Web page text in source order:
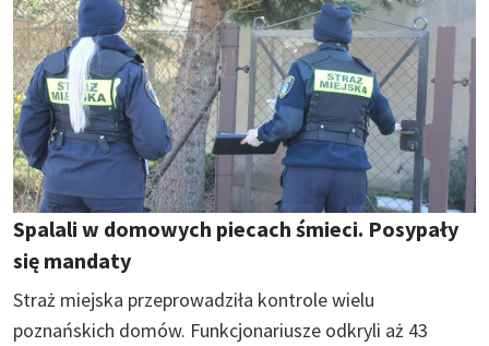
Spalali w domowych piecach śmieci. Posypały
się mandaty
Straż miejska przeprowadziła kontrole wielu
poznańskich domów. Funkcjonariusze odkryli aż 43